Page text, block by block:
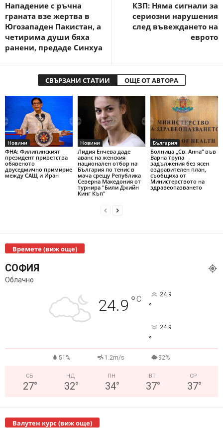
Нападение с ръчна
граната взе жертва в
Югозападен Пакистан, а
четирима души бяха
ранени, предаде Синхуа
КЗП: Няма сигнали за
сериозни нарушения
след въвеждането на
еврото
СВЪРЗАНИ СТАТИИ ОЩЕ ОТ АВТОРА
Новини
ФНА: Филипинският
президент приветства
обявеното
двуседмично примирие
между САЩ и Иран
Новини
Лидия Енчева даде
аванс на женския
национален отбор на
България по тенис в
мача срещу Република
Северна Македония от
турнира "Били Джийн
Кинг Къп"
България
Болница „Св. Анна“ във
Варна трупа
задължения без ясен
оздравителен план,
съобщиха от
Министерството на
здравеопазването
Времете (виж още)
СОФИЯ
Облачно
24.9 °C 24.9
°
24.9
°
51% 1.2m/s 92%
СБ
27°
НД
32°
ПН
34°
ВТ
37°
СР
37°
Валутен курс (виж още)